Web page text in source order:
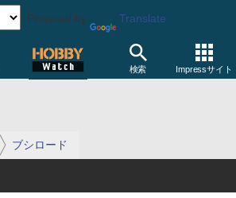
Powered by Translate
検索 Impressサイト
ブシロード